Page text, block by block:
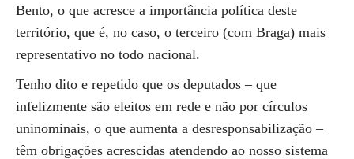
Bento, o que acresce a importância política deste
território, que é, no caso, o terceiro (com Braga) mais
representativo no todo nacional.
Tenho dito e repetido que os deputados – que
infelizmente são eleitos em rede e não por círculos
uninominais, o que aumenta a desresponsabilização –
têm obrigações acrescidas atendendo ao nosso sistema